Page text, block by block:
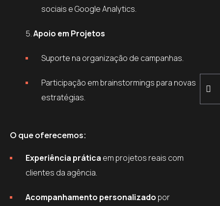
sociais e Google Analytics.
Apoio em Projetos
Suporte na organização de campanhas.
Participação em brainstormings para novas
estratégias.
O que oferecemos:
Experiência prática em projetos reais com
clientes da agência.
Acompanhamento personalizado por